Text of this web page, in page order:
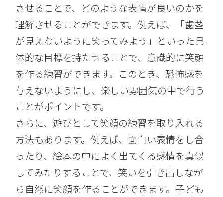
させることで、どのような表情が良いのかを
理解させることができます。例えば、「歯茎
が見えないように笑ってみよう」といった具
体的な目標を持たせることで、意識的に笑顔
を作る練習ができます。このとき、恐怖感を
与えないようにし、楽しい雰囲気の中で行う
ことがポイントです。
さらに、遊びとして笑顔の練習を取り入れる
方法もあります。例えば、面白い表情をし合
ったり、絵本の中によく出てくる感情を真似
してみたりすることで、笑いを引き出しなが
ら自然に笑顔を作ることができます。子ども